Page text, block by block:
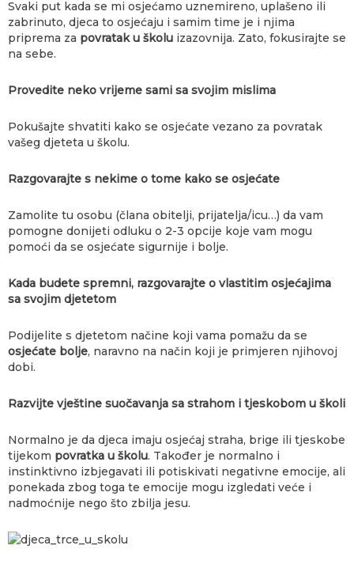
Svaki put kada se mi osjećamo uznemireno, uplašeno ili
zabrinuto, djeca to osjećaju i samim time je i njima
priprema za povratak u školu izazovnija. Zato, fokusirajte se
na sebe.
Provedite neko vrijeme sami sa svojim mislima
Pokušajte shvatiti kako se osjećate vezano za povratak
vašeg djeteta u školu.
Razgovarajte s nekime o tome kako se osjećate
Zamolite tu osobu (člana obitelji, prijatelja/icu…) da vam
pomogne donijeti odluku o 2-3 opcije koje vam mogu
pomoći da se osjećate sigurnije i bolje.
Kada budete spremni, razgovarajte o vlastitim osjećajima
sa svojim djetetom
Podijelite s djetetom načine koji vama pomažu da se
osjećate bolje, naravno na način koji je primjeren njihovoj
dobi.
Razvijte vještine suočavanja sa strahom i tjeskobom u školi
Normalno je da djeca imaju osjećaj straha, brige ili tjeskobe
tijekom povratka u školu. Također je normalno i
instinktivno izbjegavati ili potiskivati ​​negativne emocije, ali
ponekada zbog toga te emocije mogu izgledati veće i
nadmoćnije nego što zbilja jesu.